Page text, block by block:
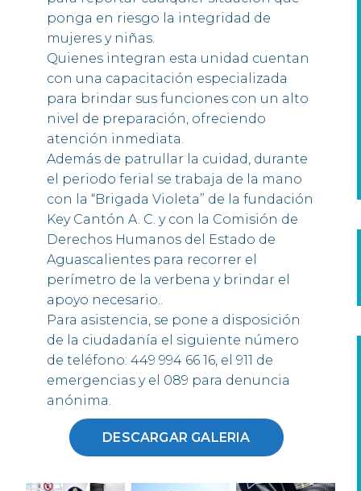
ponga en riesgo la integridad de
mujeres y niñas.
Quienes integran esta unidad cuentan
con una capacitación especializada
para brindar sus funciones con un alto
nivel de preparación, ofreciendo
atención inmediata.
Además de patrullar la cuidad, durante
el periodo ferial se trabaja de la mano
con la “Brigada Violeta” de la fundación
Key Cantón A. C. y con la Comisión de
Derechos Humanos del Estado de
Aguascalientes para recorrer el
perímetro de la verbena y brindar el
apoyo necesario..
Para asistencia, se pone a disposición
de la ciudadanía el siguiente número
de teléfono: 449 994 66 16, el 911 de
emergencias y el 089 para denuncia
anónima.
DESCARGAR GALERIA